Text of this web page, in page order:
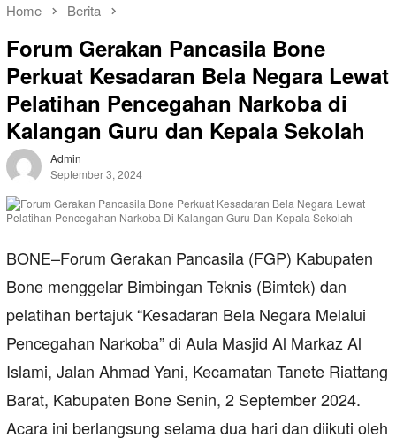
Home Berita
Forum Gerakan Pancasila Bone
Perkuat Kesadaran Bela Negara Lewat
Pelatihan Pencegahan Narkoba di
Kalangan Guru dan Kepala Sekolah
Admin
September 3, 2024
BONE–Forum Gerakan Pancasila (FGP) Kabupaten
Bone menggelar Bimbingan Teknis (Bimtek) dan
pelatihan bertajuk “Kesadaran Bela Negara Melalui
Pencegahan Narkoba” di Aula Masjid Al Markaz Al
Islami, Jalan Ahmad Yani, Kecamatan Tanete Riattang
Barat, Kabupaten Bone Senin, 2 September 2024.
Acara ini berlangsung selama dua hari dan diikuti oleh